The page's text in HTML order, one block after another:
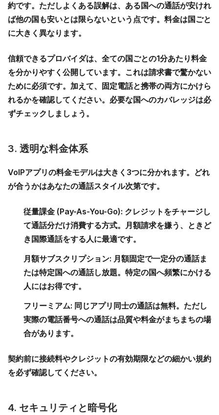
約です。ただしよくある誤解は、ある国への通話が安けれ
ば他の国も安いとは限らないという点です。料金は国ごと
に大きく異なります。
信頼できるプロバイダは、全ての国ごとの1分あたり料金
を分かりやすく公開しています。これは請求書で驚かない
ために必須です。加えて、固定電話と携帯の両方にかけら
れるかを確認してください。必要な国へのカバレッジは必
ずチェックしましょう。
3. 透明な料金体系
VoIPアプリの料金モデルは大きく3つに分かれます。どれ
が合うかはあなたの通話スタイル次第です。
従量課金 (Pay-As-You-Go): クレジットをチャージし
て通話分だけ消費する方式。月額請求を嫌う、ときど
き国際通話をする人に最適です。
月額サブスクリプション: 月額固定で一定分の通話ま
たは特定国への通話し放題。特定の国へ頻繁にかける
人にはお得です。
フリーミアム: 同じアプリ同士の通話は無料。ただし
実際の電話番号への通話は品質や料金がまちまちの場
合があります。
契約前に接続料やクレジットの有効期限などの細かい規約
を必ず確認してください。
4. セキュリティと暗号化